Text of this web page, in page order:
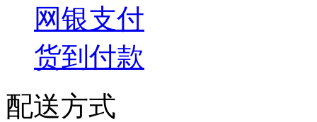
网银支付
货到付款
配送方式